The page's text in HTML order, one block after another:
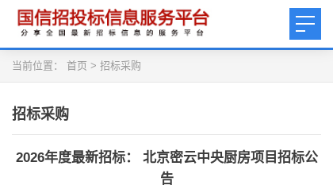
当前位置： 首页 > 招标采购
招标采购
2026年度最新招标： 北京密云中央厨房项目招标公
告